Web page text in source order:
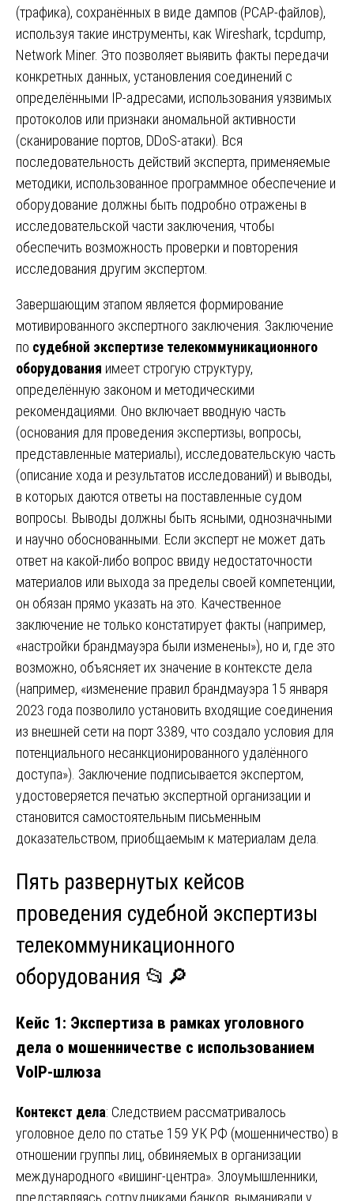
(трафика), сохранённых в виде дампов (PCAP-файлов),
используя такие инструменты, как Wireshark, tcpdump,
Network Miner. Это позволяет выявить факты передачи
конкретных данных, установления соединений с
определёнными IP-адресами, использования уязвимых
протоколов или признаки аномальной активности
(сканирование портов, DDoS-атаки). Вся
последовательность действий эксперта, применяемые
методики, использованное программное обеспечение и
оборудование должны быть подробно отражены в
исследовательской части заключения, чтобы
обеспечить возможность проверки и повторения
исследования другим экспертом.
Завершающим этапом является формирование
мотивированного экспертного заключения. Заключение
по судебной экспертизе телекоммуникационного
оборудования имеет строгую структуру,
определённую законом и методическими
рекомендациями. Оно включает вводную часть
(основания для проведения экспертизы, вопросы,
представленные материалы), исследовательскую часть
(описание хода и результатов исследований) и выводы,
в которых даются ответы на поставленные судом
вопросы. Выводы должны быть ясными, однозначными
и научно обоснованными. Если эксперт не может дать
ответ на какой-либо вопрос ввиду недостаточности
материалов или выхода за пределы своей компетенции,
он обязан прямо указать на это. Качественное
заключение не только констатирует факты (например,
«настройки брандмауэра были изменены»), но и, где это
возможно, объясняет их значение в контексте дела
(например, «изменение правил брандмауэра 15 января
2023 года позволило установить входящие соединения
из внешней сети на порт 3389, что создало условия для
потенциального несанкционированного удалённого
доступа»). Заключение подписывается экспертом,
удостоверяется печатью экспертной организации и
становится самостоятельным письменным
доказательством, приобщаемым к материалам дела.
Пять развернутых кейсов
проведения судебной экспертизы
телекоммуникационного
оборудования 📂🔎
Кейс 1: Экспертиза в рамках уголовного
дела о мошенничестве с использованием
VoIP-шлюза
Контекст дела: Следствием рассматривалось
уголовное дело по статье 159 УК РФ (мошенничество) в
отношении группы лиц, обвиняемых в организации
международного «вишинг-центра». Злоумышленники,
представляясь сотрудниками банков, выманивали у